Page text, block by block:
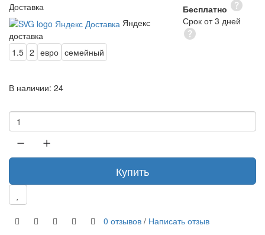
Доставка
Бесплатно
Яндекс
доставка
Срок от 3 дней
1.5 2 евро семейный
В наличии: 24
Купить
0 отзывов / Написать отзыв